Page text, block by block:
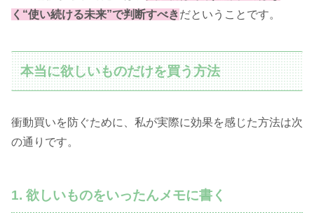
く“使い続ける未来”で判断すべきだということです。
本当に欲しいものだけを買う方法
衝動買いを防ぐために、私が実際に効果を感じた方法は次
の通りです。
1. 欲しいものをいったんメモに書く